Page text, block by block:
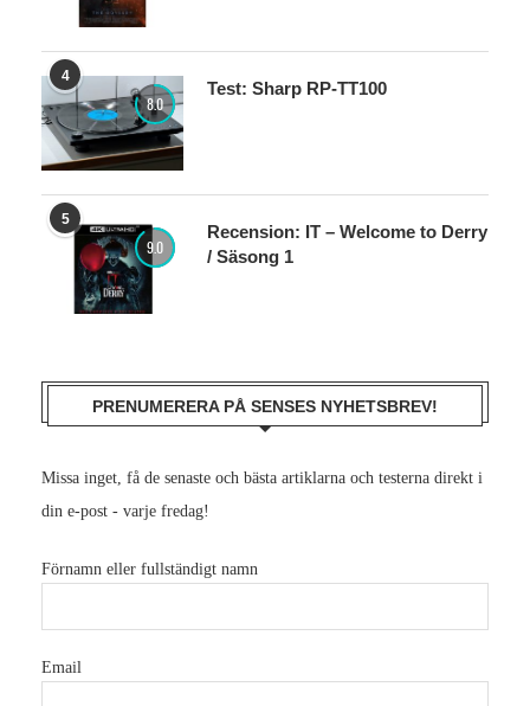
4
8.0
Test: Sharp RP-TT100
5
9.0
Recension: IT – Welcome to Derry
/ Säsong 1
PRENUMERERA PÅ SENSES NYHETSBREV!
Missa inget, få de senaste och bästa artiklarna och testerna direkt i
din e-post - varje fredag!
Förnamn eller fullständigt namn
Email